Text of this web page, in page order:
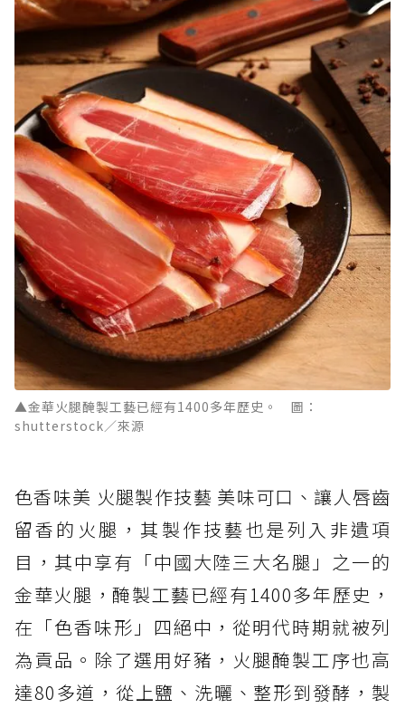
▲金華火腿醃製工藝已經有1400多年歷史。 圖：
shutterstock／來源
色香味美 火腿製作技藝 美味可口、讓人唇齒
留香的火腿，其製作技藝也是列入非遺項
目，其中享有「中國大陸三大名腿」之一的
金華火腿，醃製工藝已經有1400多年歷史，
在「色香味形」四絕中，從明代時期就被列
為貢品。除了選用好豬，火腿醃製工序也高
達80多道，從上鹽、洗曬、整形到發酵，製